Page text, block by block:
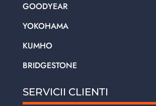
GOODYEAR
YOKOHAMA
KUMHO
BRIDGESTONE
SERVICII CLIENTI